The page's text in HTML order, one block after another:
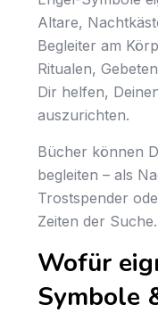
Altare,
Begleiter am
Ritualen,
Dir helfen,
auszurichten.
Bücher können
begleiten – als
Trostspender
Zeiten der Suche.
Wofür
Symbole